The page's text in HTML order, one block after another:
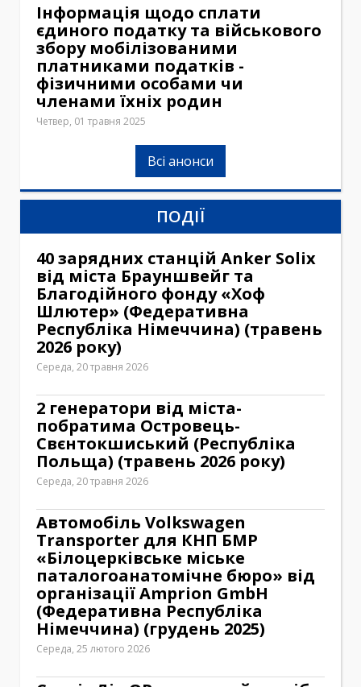
Інформація щодо сплати
єдиного податку та військового
збору мобілізованими
платниками податків -
фізичними особами чи
членами їхніх родин
Четвер, 01 травня 2025
Всі анонси
ПОДІЇ
40 зарядних станцій Anker Solix
від міста Брауншвейг та
Благодійного фонду «Хоф
Шлютер» (Федеративна
Республіка Німеччина) (травень
2026 року)
Середа, 20 травня 2026
2 генератори від міста-
побратима Островець-
Свєнтокшиський (Республіка
Польща) (травень 2026 року)
Середа, 20 травня 2026
Автомобіль Volkswagen
Transporter для КНП БМР
«Білоцерківське міське
паталогоанатомічне бюро» від
організації Amprion GmbH
(Федеративна Республіка
Німеччина) (грудень 2025)
Середа, 25 лютого 2026